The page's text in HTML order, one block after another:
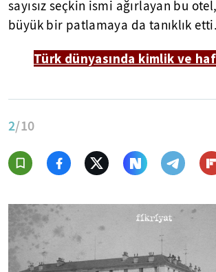
sayısız seçkin ismi ağırlayan bu
büyük bir patlamaya da tanıklık etti.
Türk dünyasında kimlik ve
2/10